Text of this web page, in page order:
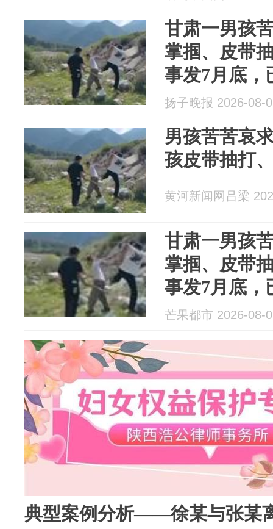
甘肃一男孩
掌掴、皮带
事发7月底，
无大碍
扬子晚报 2026-08-
男孩苦苦哀
孩皮带抽打
黄河新闻网吕梁
甘肃一男孩
掌掴、皮带
事发7月底，
无大碍
芒果都市 2026-08-
典型案例分析——徐某与张某